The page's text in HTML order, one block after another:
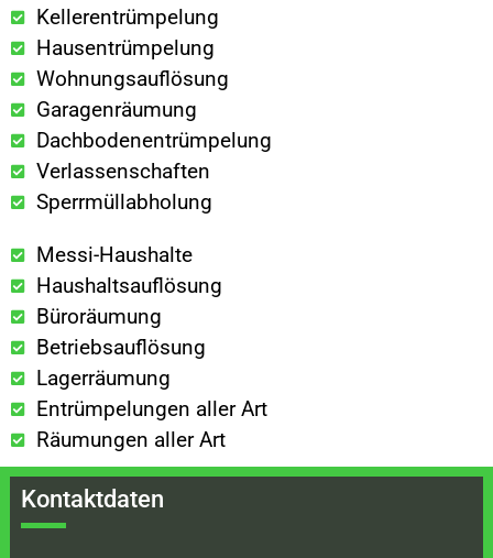
Kellerentrümpelung
Hausentrümpelung
Wohnungsauflösung
Garagenräumung
Dachbodenentrümpelung
Verlassenschaften
Sperrmüllabholung
Messi-Haushalte
Haushaltsauflösung
Büroräumung
Betriebsauflösung
Lagerräumung
Entrümpelungen aller Art
Räumungen aller Art
Kontaktdaten